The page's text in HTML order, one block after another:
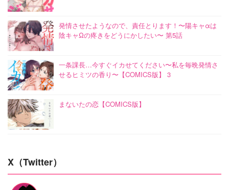
発情させたようなので、責任とります！〜陽キャαは
陰キャΩの疼きをどうにかしたい〜 第5話
一条課長…今すぐイカせてください〜私を毎晩発情さ
せるヒミツの香り〜【COMICS版】 3
まないたの恋【COMICS版】
X（Twitter）